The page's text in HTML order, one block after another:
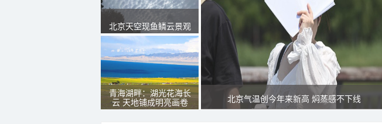
北京天空现鱼鳞云景观
青海湖畔：湖光花海长
云 天地铺成明亮画卷
北京气温创今年来新高 焖蒸感不下线